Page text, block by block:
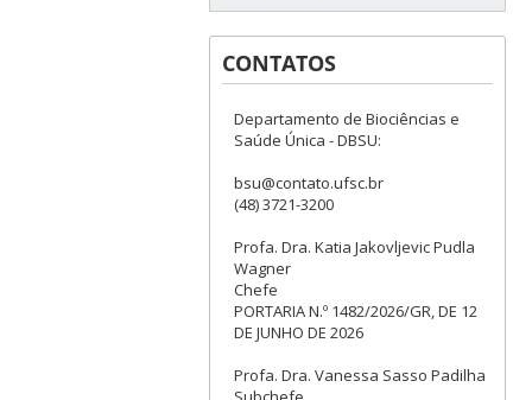
CONTATOS
Departamento de Biociências e
Saúde Única - DBSU:
bsu@contato.ufsc.br
(48) 3721-3200
Profa. Dra. Katia Jakovljevic Pudla
Wagner
Chefe
PORTARIA N.º 1482/2026/GR, DE 12
DE JUNHO DE 2026
Profa. Dra. Vanessa Sasso Padilha